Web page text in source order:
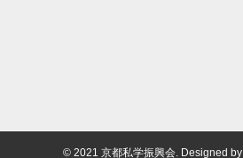
© 2021 京都私学振興会. Designed by